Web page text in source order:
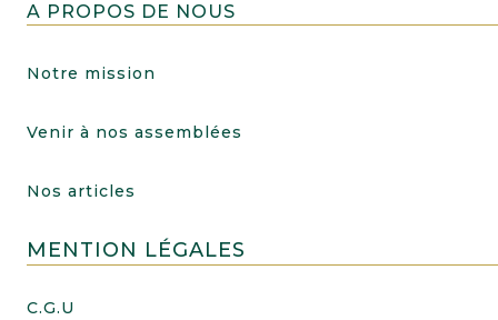
A PROPOS DE NOUS
Notre mission
Venir à nos assemblées
Nos articles
MENTION LÉGALES
C.G.U